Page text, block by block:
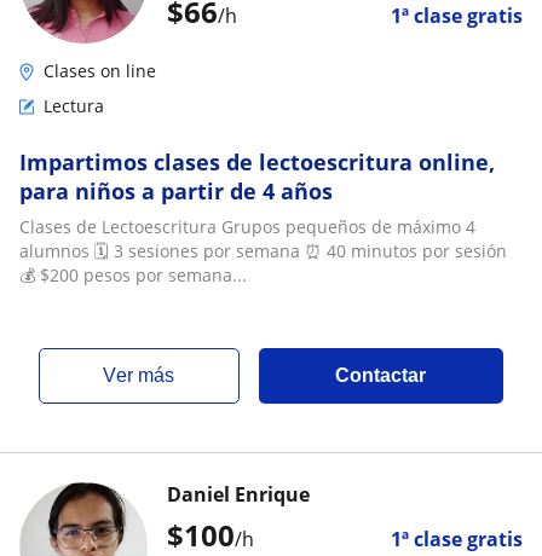
$66/h 1ª clase gratis
Clases on line
Lectura
Impartimos clases de lectoescritura online,
para niños a partir de 4 años
Clases de Lectoescritura Grupos pequeños de máximo 4
alumnos 🗓️ 3 sesiones por semana ⏰ 40 minutos por sesión
💰 $200 pesos por semana...
ver más Contactar
$100/h 1ª clase gratis
Daniel Enrique